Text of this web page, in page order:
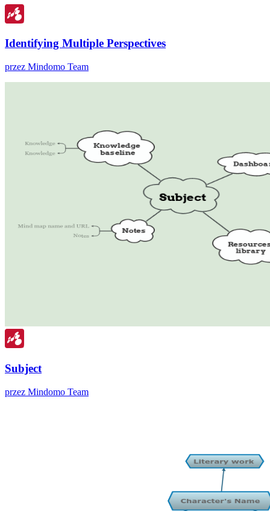
Identifying Multiple Perspectives
przez Mindomo Team
Subject
przez Mindomo Team